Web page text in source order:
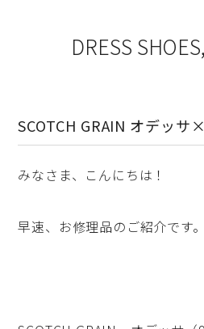
DRESS SHOES,
SCOTCH GRAIN オデッ
みなさま、こんにちは！
早速、お修理品のご紹介です。